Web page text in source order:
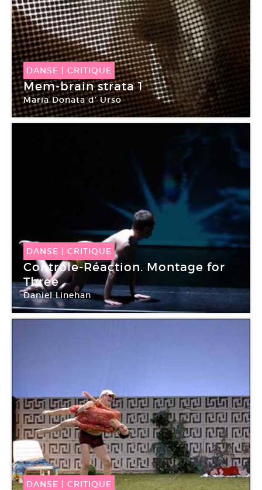
DANSE | CRITIQUE
Mem-brain strata 1
Maria Donata d’ Urso
Centre national de la danse
DANSE | CRITIQUE
Contrôle-Réaction. Montage for
Three
Daniel Linehan
MC93 Bobigny
DANSE | CRITIQUE